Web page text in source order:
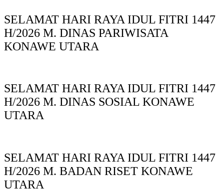
SELAMAT HARI RAYA IDUL FITRI 1447
H/2026 M. DINAS PARIWISATA
KONAWE UTARA
SELAMAT HARI RAYA IDUL FITRI 1447
H/2026 M. DINAS SOSIAL KONAWE
UTARA
SELAMAT HARI RAYA IDUL FITRI 1447
H/2026 M. BADAN RISET KONAWE
UTARA